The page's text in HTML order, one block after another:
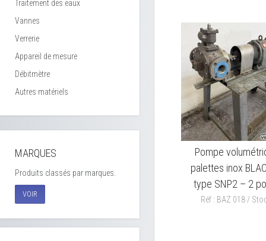
Traitement des eaux
Vannes
Verrerie
Appareil de mesure
Débitmètre
Autres matériels
MARQUES
Produits classés par marques.
VOIR
Pompe
palettes inox
type SNP2 – 2
Réf : BAZ 018 /